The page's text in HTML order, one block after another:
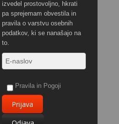
izvedel prostovoljno, hkrati
pa sprejemam obvestila in
pravila o varstvu osebnih
podatkov, ki se nanašajo na
to.
Pravila in Pogoji